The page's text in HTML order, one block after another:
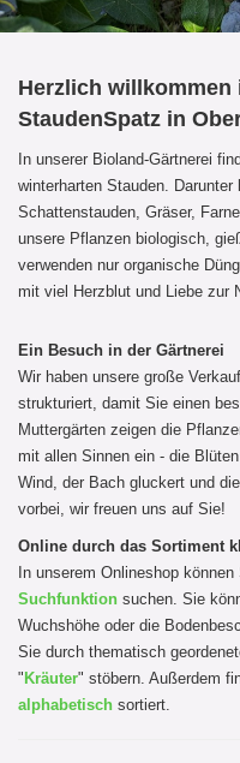
Herzlich willkommen
StaudenSpatz in
In unserer Bioland-Gärtnerei
winterharten Stauden.
Schattenstauden, Gräser,
unsere Pflanzen biologisch,
verwenden nur organische
mit viel Herzblut und Liebe zur
Ein Besuch in der Gärtnerei
Wir haben unsere große
strukturiert, damit Sie einen
Muttergärten zeigen die
mit allen Sinnen ein - die
Wind, der Bach gluckert und
vorbei, wir freuen uns auf Sie!
Online durch das Sortiment
In unserem Onlineshop
Suchfunktion suchen. Sie
Wuchshöhe oder die
Sie durch thematisch
" Kräuter" stöbern. Außerdem
alphabetisch sortiert.